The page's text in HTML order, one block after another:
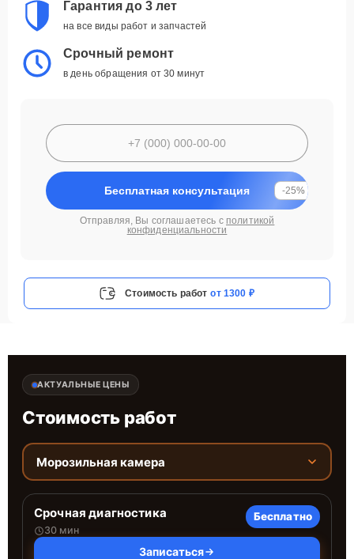
Гарантия до 3 лет
на все виды работ и запчастей
Срочный ремонт
в день обращения от 30 минут
Бесплатная консультация -25%
Отправляя, Вы соглашаетесь с политикой
конфиденциальности
Стоимость работ от 1300 ₽
АКТУАЛЬНЫЕ ЦЕНЫ
Стоимость работ
Морозильная камера
Срочная диагностика
30 мин
Бесплатно
Записаться